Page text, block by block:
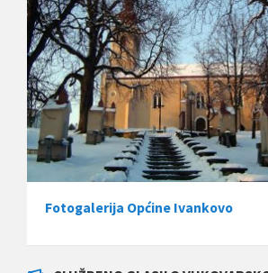
Fotogalerija Općine Ivankovo